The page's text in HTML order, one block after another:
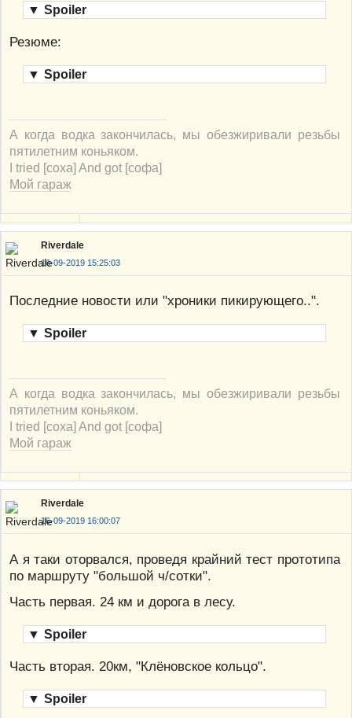
▼ Spoiler
Резюме:
▼ Spoiler
А когда водка закончилась, мы обезжиривали резьбы
пятилетним коньяком.
I tried [соха] And got [софа]
Мой гараж
Riverdale
16-09-2019 15:25:03
Последние новости или "хроники пикирующего..".
▼ Spoiler
А когда водка закончилась, мы обезжиривали резьбы
пятилетним коньяком.
I tried [соха] And got [софа]
Мой гараж
Riverdale
16-09-2019 16:00:07
А я таки оторвался, проведя крайний тест прототипа
по маршруту "большой ч/сотки".
Часть первая. 24 км и дорога в лесу.
▼ Spoiler
Часть вторая. 20км, "Клёновское кольцо".
▼ Spoiler